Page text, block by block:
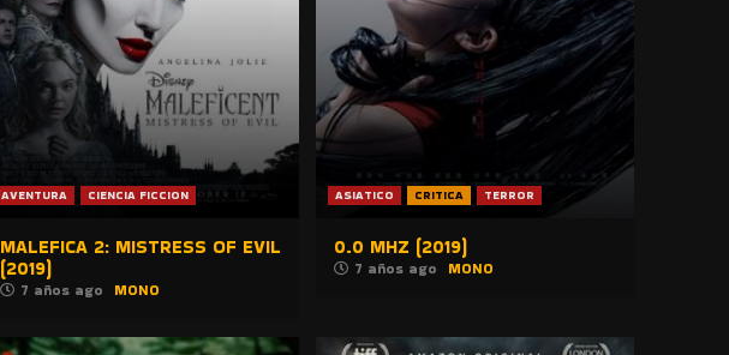
AVENTURA CIENCIA FICCION
MALEFICA 2: MISTRESS OF EVIL
(2019)
7 años ago MONO
ASIATICO CRITICA TERROR
0.0 MHZ (2019)
7 años ago MONO